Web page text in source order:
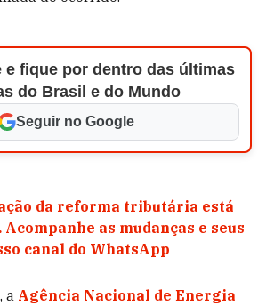
e fique por dentro das últimas
do Brasil e do Mundo
Seguir no Google
da reforma tributária está
as mudanças e seus
canal do WhatsApp
a Agência Nacional de Energia